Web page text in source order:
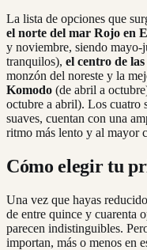
La lista de opciones que
el norte del mar Rojo en
y noviembre, siendo mayo-
tranquilos), el centro de
monzón del noreste y la
Komodo (de abril a
octubre a abril). Los cuatro
suaves, cuentan con una
ritmo más lento y al mayor
Cómo elegir tu
Una vez que hayas
de entre quince y cuarenta
parecen indistinguibles.
importan, más o menos en